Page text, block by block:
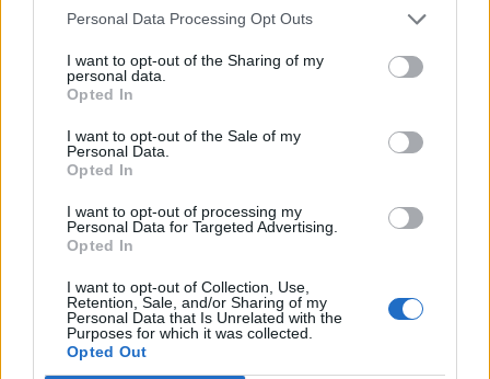
Personal Data Processing Opt Outs
I want to opt-out of the Sharing of my
personal data.
Opted In
I want to opt-out of the Sale of my
Personal Data.
Opted In
I want to opt-out of processing my
Personal Data for Targeted Advertising.
Opted In
I want to opt-out of Collection, Use,
Retention, Sale, and/or Sharing of my
Personal Data that Is Unrelated with the
Purposes for which it was collected.
Opted Out
Tisza-tavi Vízi Sétány megközelítése
A menetrend szerinti járatok a poroszlói Fűzfa
csónakázással jutnak be a kirándulók. A jegyet a
kikötőben kell megváltani. Akát 1 ember miatt is
beindítják a csónakot. A Fűzfa Kikötő Tiszafüred felől
érkezve az első kikötő Poroszlón, a tározó hídja után
rögtön balra fordulva érhető el. Megközelítéséhez
nincs szükség gáthajtási engedélyre. A vízi sétány